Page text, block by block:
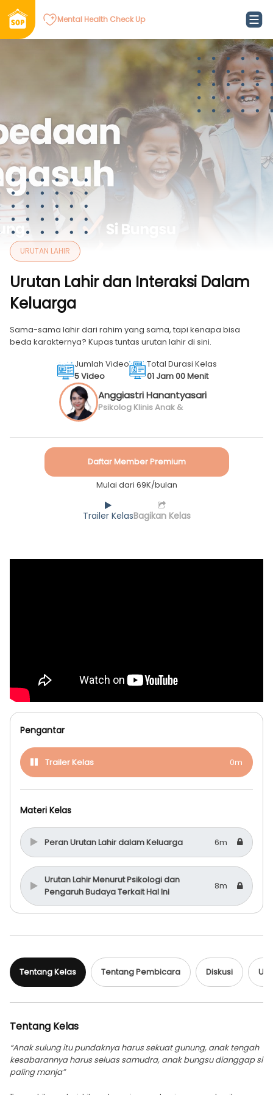
Mental Health Check Up
URUTAN LAHIR
Urutan Lahir dan Interaksi Dalam
Keluarga
Sama-sama lahir dari rahim yang sama, tapi kenapa bisa
beda karakternya? Kupas tuntas urutan lahir di sini.
Jumlah Video
5 Video
Total Durasi Kelas
01 Jam 00 Menit
Anggiastri Hanantyasari
Utami, M.Psi., Psikolog
Psikolog Klinis Anak &
Daftar Member Premium
Mulai dari 69K/bulan
Trailer KelasBagikan Kelas
Pengantar
Trailer Kelas 0m
Materi Kelas
Peran Urutan Lahir dalam Keluarga 6m
Urutan Lahir Menurut Psikologi dan
Pengaruh Budaya Terkait Hal Ini
8m
Bagaimana Penanganan yang Sesuai
dengan Urutan Lahir Anak untuk
10m
QnA Peran Urutan Lahir dalam Keluarga 14m
Tentang Kelas Tentang Pembicara Diskusi
Tentang Kelas
“Anak sulung itu pundaknya harus sekuat gunung, anak tengah
kesabarannya harus seluas samudra, anak bungsu dianggap si
paling manja”